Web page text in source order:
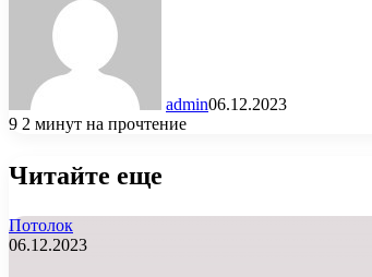
admin06.12.2023
9 2 минут на прочтение
Читайте еще
Потолок
06.12.2023